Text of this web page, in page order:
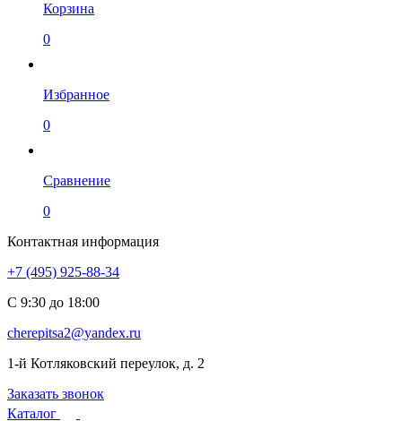
Корзина
0
Избранное
0
Сравнение
0
Контактная информация
+7 (495) 925-88-34
С 9:30 до 18:00
cherepitsa2@yandex.ru
1-й Котляковский переулок, д. 2
Заказать звонок
Каталог